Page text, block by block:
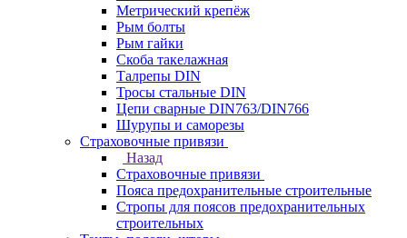
Метрический крепёж
Рым болты
Рым гайки
Скоба такелажная
Талрепы DIN
Тросы стальные DIN
Цепи сварные DIN763/DIN766
Шурупы и саморезы
Страховочные привязи
Назад
Страховочные привязи
Пояса предохранительные строительные
Стропы для поясов предохранительных
строительных